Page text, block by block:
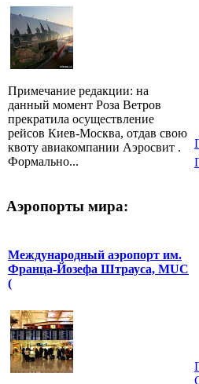
Примечание редакции: на
данный момент Роза Ветров
прекратила осуществление
рейсов Киев-Москва, отдав свою
квоту авиакомпании Аэросвит .
Формально...
Аэропорты мира:
Международный аэропорт им.
Франца-Йозефа Штрауса, MUC
(